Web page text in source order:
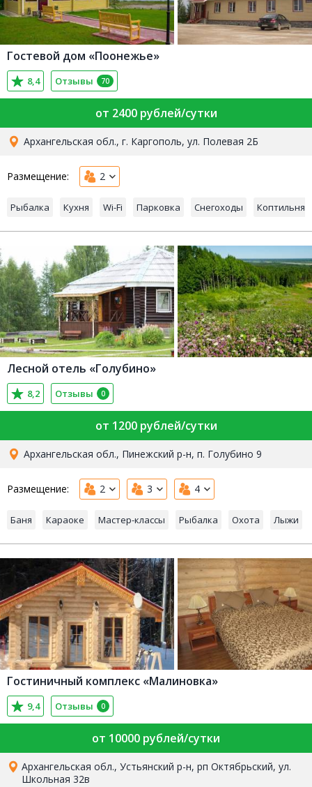
Гостевой дом «Поонежье»
8,4 Отзывы 70
от 2400 рублей/сутки
Архангельская обл., г. Каргополь, ул. Полевая 2Б
Размещение: 2
Рыбалка Кухня Wi-Fi Парковка Снегоходы Коптильня
Лесной отель «Голубино»
8,2 Отзывы 0
от 1200 рублей/сутки
Архангельская обл., Пинежский р-н, п. Голубино 9
Размещение: 2 3 4
Баня Караоке Мастер-классы Рыбалка Охота Лыжи
Гостиничный комплекс «Малиновка»
9,4 Отзывы 0
от 10000 рублей/сутки
Архангельская обл., Устьянский р-н, рп Октябрьский, ул.
Школьная 32в